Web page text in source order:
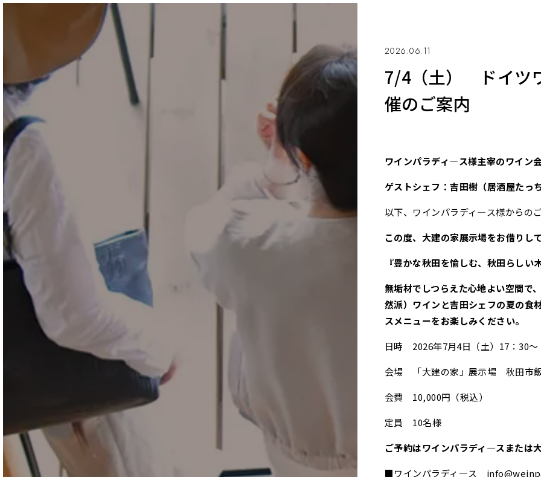
2026.06.11
7/4（土） ドイツ
催のご案内
ワインパラディ―ス様主宰のワイン
ゲストシェフ：吉田樹（居酒屋たっ
以下、ワインパラディ―ス様からの
この度、大建の家展示場をお借りし
『豊かな秋田を愉しむ、秋田らしい
無垢材でしつらえた心地よい空間で
然派）ワインと吉田シェフの夏の食
スメニューをお楽しみください。
日時 2026年7月4日（土）17：30～
会場 「大建の家」展示場 秋田市
会費 10,000円（税込）
定員 10名様
ご予約はワインパラディ―スまたは
■ワインパラディ―ス